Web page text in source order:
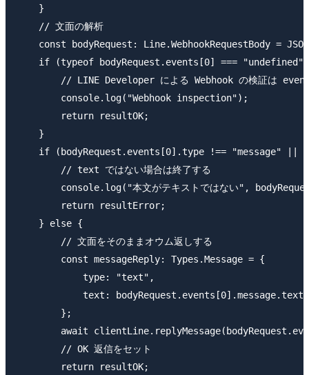
    }
    // 文面の解析
const bodyRequest: Line.WebhookRequestBody =
if (typeof bodyRequest.events[0] ===
// LINE Developer による Webhook の検証は
        console.log("Webhook inspection");
        return resultOK;
    }
if (bodyRequest.events[0].type !== "message" ||
        // text ではない場合は終了する
console.log("本文がテキストではない",
        return resultError;
    } else {
        // 文面をそのままオウム返しする
        const messageReply: Types.Message = {
            type: "text",
            text: bodyRequest.events[0].message.text,
        };
await
        // OK 返信をセット
        return resultOK;